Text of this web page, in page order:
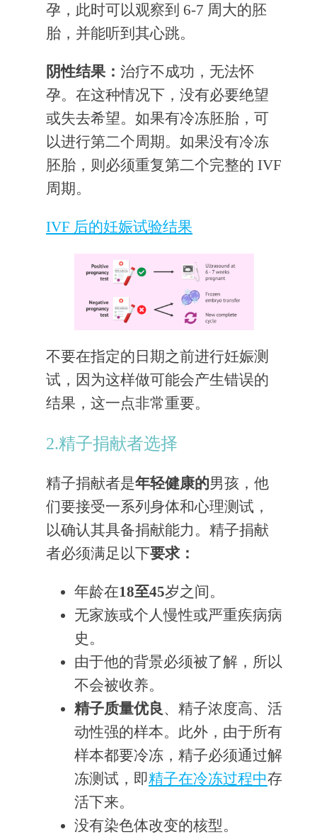
孕，此时可以观察到 6-7 周大的胚
胎，并能听到其心跳。
阴性结果： 治疗不成功，无法怀
孕。在这种情况下，没有必要绝望
或失去希望。如果有冷冻胚胎，可
以进行第二个周期。如果没有冷冻
胚胎，则必须重复第二个完整的 IVF
周期。
IVF 后的妊娠试验结果
不要在指定的日期之前进行妊娠测
试，因为这样做可能会产生错误的
结果，这一点非常重要。
2.精子捐献者选择
精子捐献者是年轻健康的男孩，他
们要接受一系列身体和心理测试，
以确认其具备捐献能力。精子捐献
者必须满足以下要求：
年龄在18至45岁之间。
无家族或个人慢性或严重疾病病
史。
由于他的背景必须被了解，所以
不会被收养。
精子质量优良、精子浓度高、活
动性强的样本。此外，由于所有
样本都要冷冻，精子必须通过解
冻测试，即精子在冷冻过程中存
活下来。
没有染色体改变的核型。